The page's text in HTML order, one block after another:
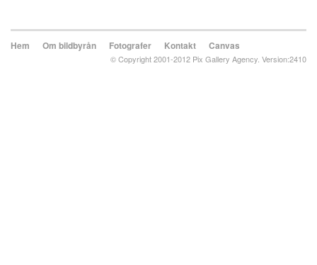
Hem Om bildbyrån Fotografer Kontakt Canvas
© Copyright 2001-2012 Pix Gallery Agency. Version:2410